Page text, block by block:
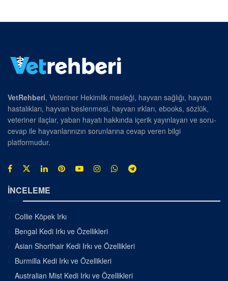
VetRehberi, Veteriner Hekimlik mesleği, hayvan sağlığı, hayvan
hastalıkları, hayvan beslenmesi, hayvan ırkları, ebooks, sözlük,
veteriner ilaçlar, yaban hayatı hakkında içerik yayınlayan ve soru-
cevap ile hayvanlarınızın sorunlarına cevap veren bilgi
platformudur.
İNCELEME
Collie Köpek Irkı
Bengal Kedi Irkı ve Özellikleri
Asian Shorthair Kedi Irkı ve Özellikleri
Burmilla Kedi Irkı ve Özellikleri
Australian Mist Kedi Irkı ve Özellikleri